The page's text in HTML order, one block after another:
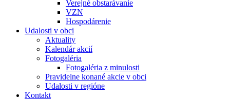
Verejné obstarávanie
VZN
Hospodárenie
Udalosti v obci
Aktuality
Kalendár akcií
Fotogaléria
Fotogaléria z minulosti
Pravidelne konané akcie v obci
Udalosti v regióne
Kontakt